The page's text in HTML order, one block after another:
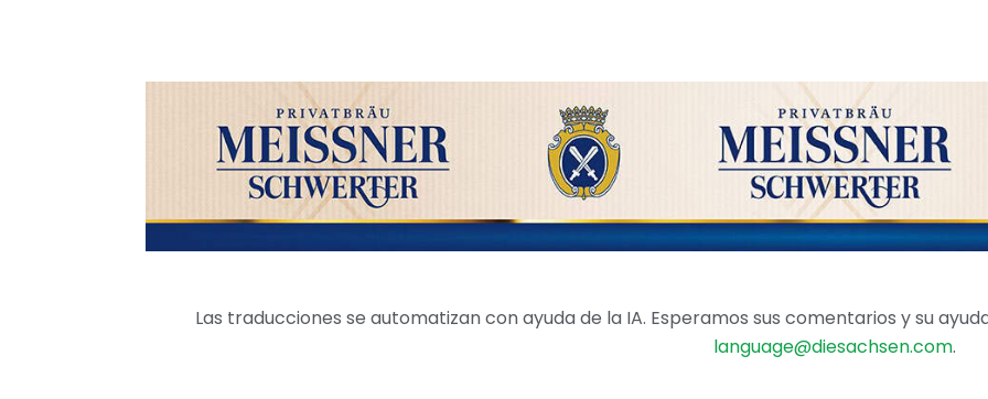
Las traducciones se automatizan con ayuda de la IA. Esperamos sus comentarios y su
language@diesachsen.com.